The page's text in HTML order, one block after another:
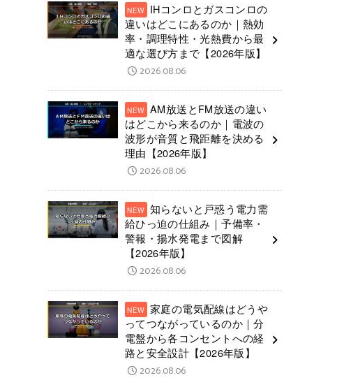
IHコンロとガスコンロの
違いはどこにあるのか｜熱効
率・調理特性・光熱費から最
適な選び方まで【2026年版】
2026.08.06
AM放送とFM放送の違い
はどこから来るのか｜電波の
波形が音質と飛距離を決める
理由【2026年版】
2026.08.06
知らないと戸惑う電力需
給ひっ迫の仕組み｜予備率・
警報・揚水発電まで図解
【2026年版】
2026.08.06
家庭の電気配線はどうや
ってつながっているのか｜分
電盤から各コンセントへの経
路と安全設計【2026年版】
2026.08.06